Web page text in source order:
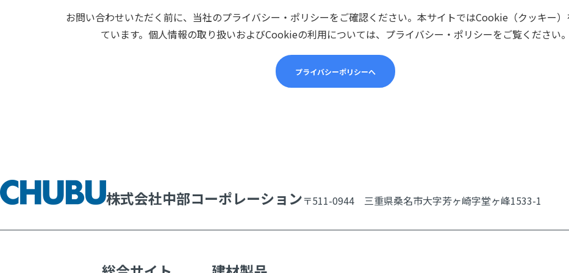
お問い合わせいただく前に、当社のプライバシー・ポリシーをご確認ください。本サイトではCookie（クッキー）
ています。個人情報の取り扱いおよびCookieの利用については、プライバシー・ポリシーをご覧ください。
プライバシーポリシーへ
株式会社中部コーポレーション〒511-0944 三重県桑名市大字芳ヶ崎字堂ヶ峰1533-1